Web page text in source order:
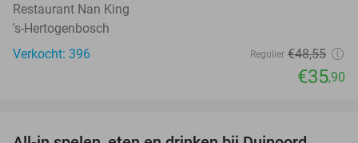
Restaurant Nan King
's-Hertogenbosch
Verkocht: 396
Regulier €48,55
€35,90